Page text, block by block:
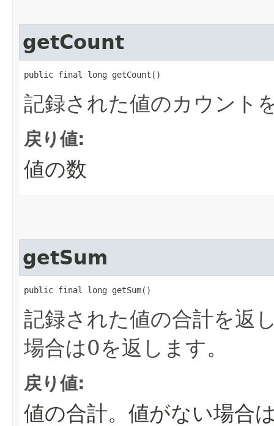
getCount
public final long getCount()
記録された値のカウント
戻り値:
値の数
getSum
public final long getSum()
記録された値の合計を返
場合は0を返します。
戻り値:
値の合計。値がない場合